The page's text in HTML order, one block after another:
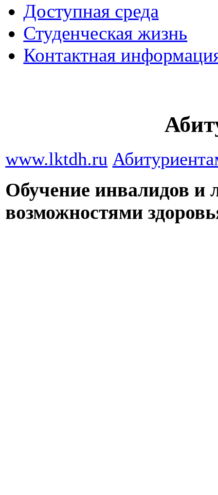
Доступная среда
Студенческая жизнь
Контактная
www.lktdh.ru
Обучение инвалидов и
возможностями